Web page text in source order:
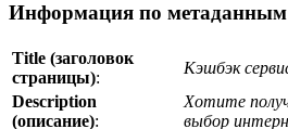
Информация по метаданным
Title (заголовок
страницы):
Кэшбэк
Description
(описание):
Хотите
выбор